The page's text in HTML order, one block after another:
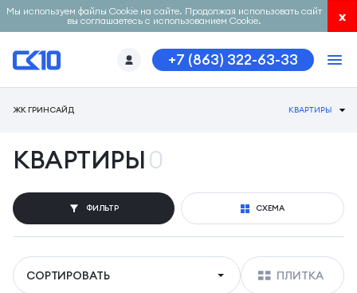
Мы используем файлы Cookie на сайте. Продолжая использовать сайт
вы соглашаетесь с использованием Cookie.
x
+7 (863) 322-63-33
ЖК ГРИНСАЙД КВАРТИРЫ
КВАРТИРЫ0
ФИЛЬТР СХЕМА
СОРТИРОВАТЬ ПЛИТКА